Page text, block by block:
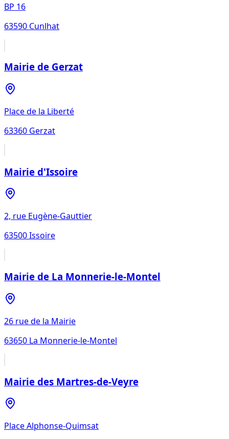
BP 16
63590 Cunlhat
Mairie de Gerzat
Place de la Liberté
63360 Gerzat
Mairie d'Issoire
2, rue Eugène-Gauttier
63500Issoire
Mairie de La Monnerie-le-Montel
26 rue de la Mairie
63650 La Monnerie-le-Montel
Mairie des Martres-de-Veyre
Place Alphonse-Quimsat